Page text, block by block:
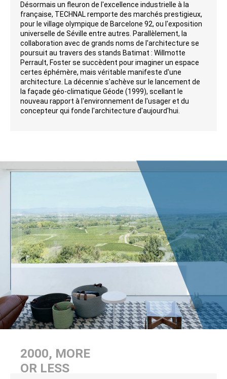
Désormais un fleuron de l'excellence industrielle à la
française, TECHNAL remporte des marchés prestigieux,
pour le village olympique de Barcelone 92, ou l'exposition
universelle de Séville entre autres. Parallèlement, la
collaboration avec de grands noms de l'architecture se
poursuit au travers des stands Batimat : Willmotte
Perrault, Foster se succèdent pour imaginer un espace
certes éphémère, mais véritable manifeste d'une
architecture. La décennie s'achève sur le lancement de
la façade géo-climatique Géode (1999), scellant le
nouveau rapport à l'environnement de l'usager et du
concepteur qui fonde l'architecture d'aujourd'hui.
2000, MORE
OR LESS